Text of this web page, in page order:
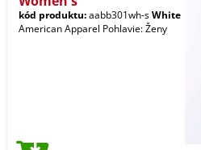
kód produktu:aabb301wh-sWhite
American Apparel Pohlavie: Ženy